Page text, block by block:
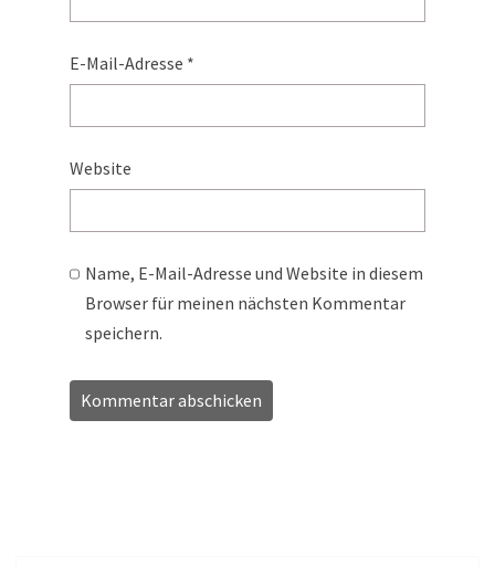
E-Mail-Adresse *
Website
Name, E-Mail-Adresse und Website in diesem
Browser für meinen nächsten Kommentar
speichern.